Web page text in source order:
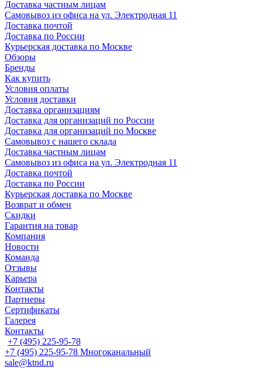
Доставка частным лицам
Самовывоз из офиса на ул. Электродная 11
Доставка почтой
Доставка по России
Курьерская доставка по Москве
Обзоры
Бренды
Как купить
Условия оплаты
Условия доставки
Доставка организациям
Доставка для организаций по России
Доставка для организаций по Москве
Самовывоз с нашего склада
Доставка частным лицам
Самовывоз из офиса на ул. Электродная 11
Доставка почтой
Доставка по России
Курьерская доставка по Москве
Возврат и обмен
Скидки
Гарантия на товар
Компания
Новости
Команда
Отзывы
Карьера
Контакты
Партнеры
Сертификаты
Галерея
Контакты
+7 (495) 225-95-78
+7 (495) 225-95-78 Многоканальный
sale@ktnd.ru